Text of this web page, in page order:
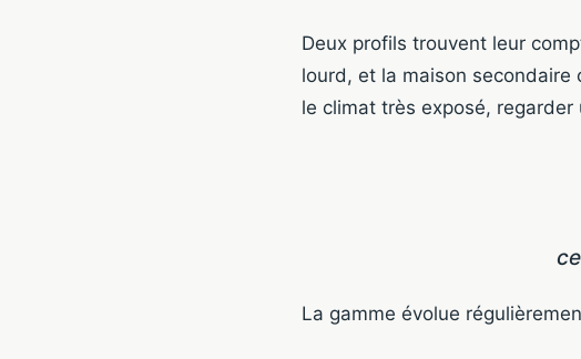
Deux profils trouvent leur
lourd, et la maison secondaire
le climat très exposé,
La gamme évolue